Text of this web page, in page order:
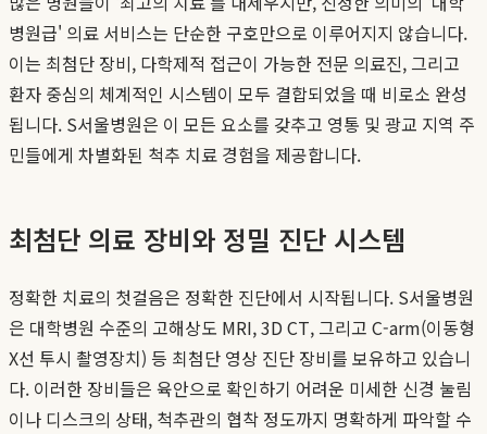
병원급' 의료 서비스는 단순한 구호만으로 이루어지지 않습니다.
이는 최첨단 장비, 다학제적 접근이 가능한 전문 의료진, 그리고
환자 중심의 체계적인 시스템이 모두 결합되었을 때 비로소 완성
됩니다. S서울병원은 이 모든 요소를 갖추고 영통 및 광교 지역 주
민들에게 차별화된 척추 치료 경험을 제공합니다.
최첨단 의료 장비와 정밀 진단 시스템
정확한 치료의 첫걸음은 정확한 진단에서 시작됩니다. S서울병원
은 대학병원 수준의 고해상도 MRI, 3D CT, 그리고 C-arm(이동형
X선 투시 촬영장치) 등 최첨단 영상 진단 장비를 보유하고 있습니
다. 이러한 장비들은 육안으로 확인하기 어려운 미세한 신경 눌림
이나 디스크의 상태, 척추관의 협착 정도까지 명확하게 파악할 수